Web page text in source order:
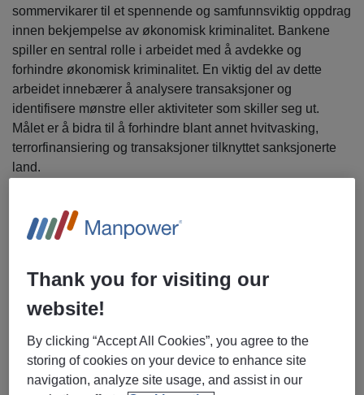
sommervikarer til et spennende og samfunnsviktig oppdrag
innen bekjempelse av økonomisk kriminalitet. Bankene
spiller en sentral rolle i arbeidet med å avdekke og
forhindre økonomisk kriminalitet. En viktig del av dette
arbeidet innebærer å analysere transaksjoner og
identifisere mønstre eller aktiviteter som skiller seg ut.
Målet er å bidra til å forhindre blant annet hvitvasking,
terrorfinansiering og transaksjoner tilknyttet sanksjonerte
land.
mengder informasjon.
Gjennomføre undersøkelser og følge opp
terrorfinansiering i bankenes elektroniske
overvåkingssystemer
Sikre god samhandling med den enkelte bank
Thank you for visiting our
website!
By clicking “Accept All Cookies”, you agree to the
storing of cookies on your device to enhance site
navigation, analyze site usage, and assist in our